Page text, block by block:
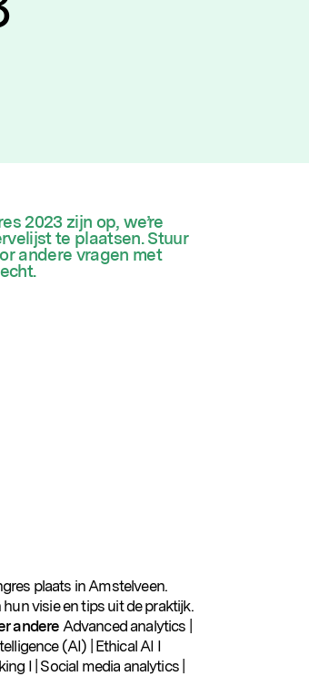
2023 zijn op, we’re
te plaatsen. Stuur
andere vragen met
plaats in Amstelveen.
visie en tips uit de praktijk.
andere Advanced analytics |
(AI) | Ethical AI I
I | Social media analytics |